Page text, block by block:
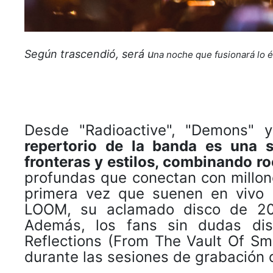
Según trascendió, será una noche que fusionará lo
Desde "Radioactive",
repertorio de la banda es una
fronteras y estilos, combinando
profundas que conectan con
primera vez que suenen en
LOOM, su aclamado disco de
Además, los fans sin dudas
Reflections (From The Vault Of
durante las sesiones de grabación